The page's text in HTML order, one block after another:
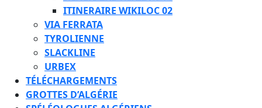
ITINERAIRE WIKILOC 02
VIA FERRATA
TYROLIENNE
SLACKLINE
URBEX
TÉLÉCHARGEMENTS
GROTTES D’ALGÉRIE